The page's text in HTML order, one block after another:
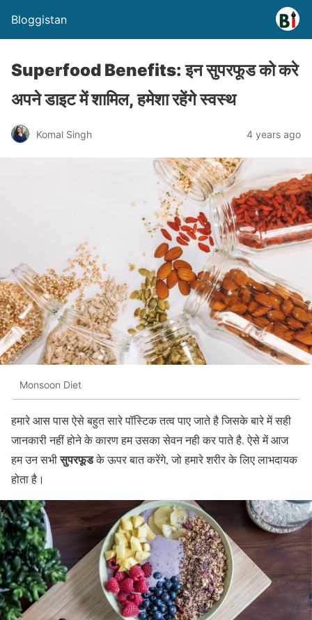
Bloggistan
Superfood Benefits: इन सुपरफूड को करे
अपने डाइट में शामिल, हमेशा रहेंगे स्वस्थ
Komal Singh 4 years ago
Monsoon Diet
हमारे आस पास ऐसे बहुत सारे पॉस्टिक तत्व पाए जाते है जिसके बारे में सही
जानकारी नहीं होने के कारण हम उसका सेवन नही कर पाते है. ऐसे में आज
हम उन सभीसुपरफूडके ऊपर बात करेंगे, जो हमारे शरीर के लिए लाभदायक
होता है।